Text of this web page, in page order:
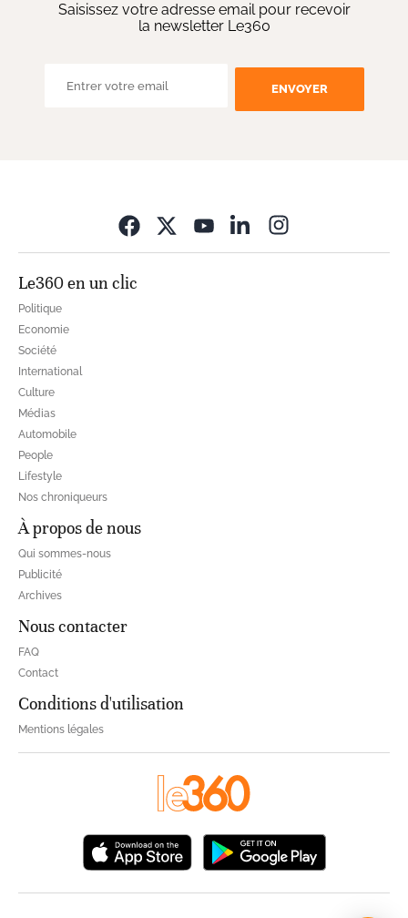
Saisissez votre adresse email pour recevoir
la newsletter Le360
ENVOYER
Le360 en un clic
Politique
Economie
Société
International
Culture
Médias
Automobile
People
Lifestyle
Nos chroniqueurs
À propos de nous
Qui sommes-nous
Publicité
Archives
Nous contacter
FAQ
Contact
Conditions d'utilisation
Mentions légales